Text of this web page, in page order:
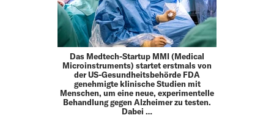
Das Medtech-Startup MMI (Medical
Microinstruments) startet erstmals von
der US-Gesundheitsbehörde FDA
genehmigte klinische Studien mit
Menschen, um eine neue, experimentelle
Behandlung gegen Alzheimer zu testen.
Dabei …